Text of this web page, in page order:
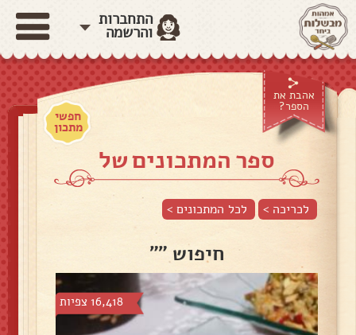
התחברות
והרשמה
אהבת את
הספר?
חפשי
מתכון
ספר המתכונים של
לכריכה > לכל המתכונים >
חיפוש ""
16,418 צפיות